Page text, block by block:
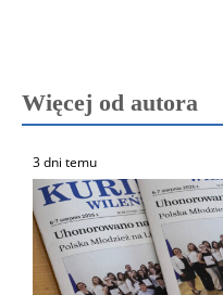
Więcej od autora
3 dni temu